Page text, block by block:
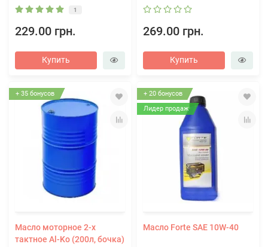
1
229.00 грн.
Купить
269.00 грн.
Купить
+ 35 бонусов
Масло моторное 2-х
тактное Al-Ko (200л, бочка)
+ 20 бонусов
Лидер продаж
Масло Forte SAE 10W-40